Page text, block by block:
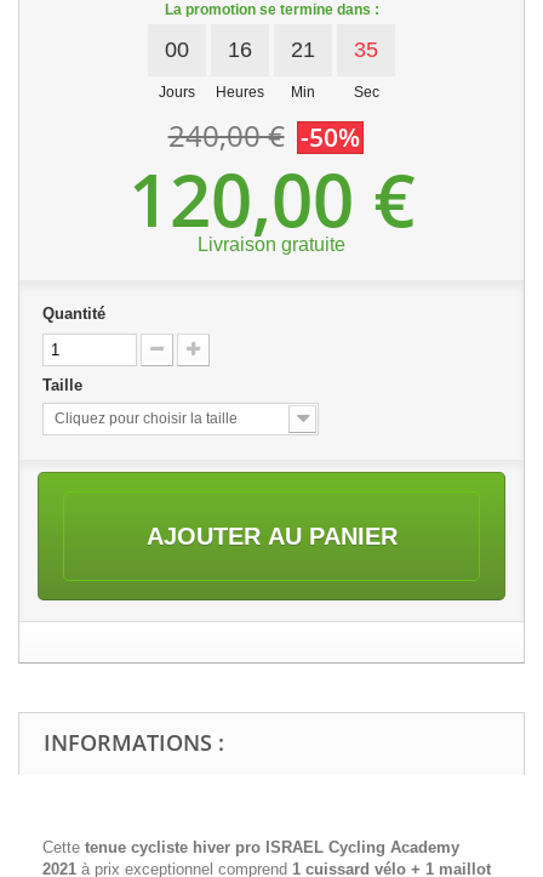
La promotion se termine dans :
00
Jours
16
Heures
21
Min
34
Sec
240,00 € -50%
120,00 €
Livraison gratuite
Quantité
Taille
Cliquez pour choisir la taille
AJOUTER AU PANIER
INFORMATIONS :
Cette tenue cycliste hiver pro ISRAEL Cycling Academy
2021 à prix exceptionnel comprend 1 cuissard vélo + 1 maillot